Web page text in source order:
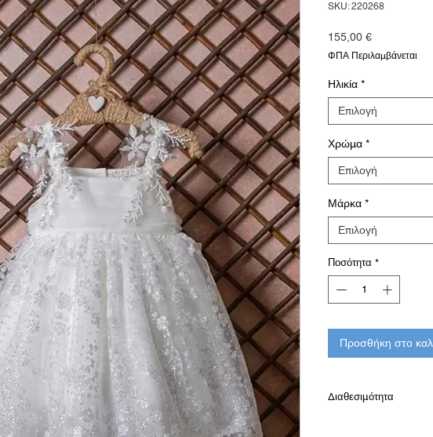
SKU: 220268
155,00 €Τιμή
ΦΠΑ Περιλαμβάνεται
Ηλικία *
Επιλογή
Χρώμα *
Επιλογή
Μάρκα *
Επιλογή
Ποσότητα *
Προσθήκη στο
Διαθεσιμότητα